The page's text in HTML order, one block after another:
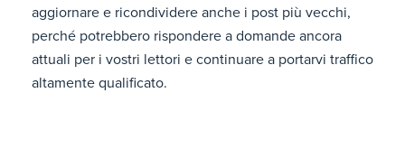
aggiornare e ricondividere anche i post più vecchi,
perché potrebbero rispondere a domande ancora
attuali per i vostri lettori e continuare a portarvi traffico
altamente qualificato.